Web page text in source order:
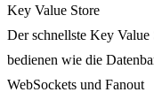
Key Value Store
Der schnellste Key
bedienen wie die
WebSockets und Fanout